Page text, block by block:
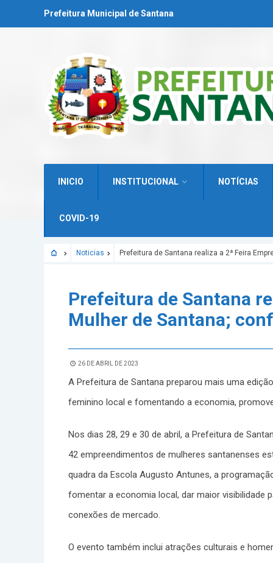
Prefeitura Municipal de Santana
INICIO INSTITUCIONAL NOTÍCIAS
COVID-19
Noticias Prefeitura de Santana realiza a 2ª Feira
Prefeitura de Santana
Mulher de Santana;
26 DE ABRIL DE 2023
A Prefeitura de Santana preparou mais uma
feminino local e fomentando a economia,
Nos dias 28, 29 e 30 de abril, a Prefeitura de
42 empreendimentos de mulheres santanenses
quadra da Escola Augusto Antunes, a
fomentar a economia local, dar maior visibilidade
conexões de mercado.
O evento também inclui atrações culturais e